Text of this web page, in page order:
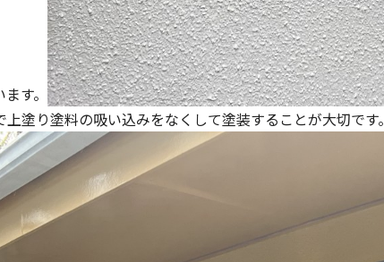
す。
塗り塗料の吸い込みをなくして塗装することが大切です。